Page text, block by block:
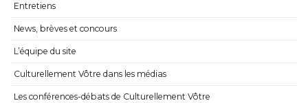
Entretiens
News, brèves et concours
L’équipe du site
Culturellement Vôtre dans les médias
Les conférences-débats de Culturellement Vôtre